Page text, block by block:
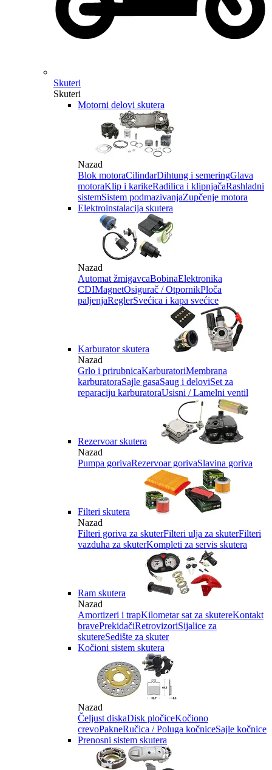
Skuteri
Skuteri
Motorni delovi skutera
Nazad
Blok motoraCilindarDihtung i semeringGlava
motoraKlip i karikeRadilica i klipnjačaRashladni
sistemSistem podmazivanjaZupčenje motora
Elektroinstalacija skutera
Nazad
Automat žmigavcaBobinaElektronika
CDIMagnetOsigurač / OtpornikPloča
paljenjaReglerSvećica i kapa svećice
Karburator skutera
Nazad
Grlo i prirubnicaKarburatoriMembrana
karburatoraSajle gasaSaug i deloviSet za
reparaciju karburatoraUsisni / Lamelni ventil
Rezervoar skutera
Nazad
Pumpa gorivaRezervoar gorivaSlavina goriva
Filteri skutera
Nazad
Filteri goriva za skuterFilteri ulja za skuterFilteri
vazduha za skuterKompleti za servis skutera
Ram skutera
Nazad
Amortizeri i trapKilometar sat za skutereKontakt
bravePrekidačiRetrovizoriSijalice za
skutereSedište za skuter
Kočioni sistem skutera
Nazad
Čeljust diskaDisk pločiceKočiono
crevoPakneRučica / Poluga kočniceSajle kočnice
Prenosni sistem skutera